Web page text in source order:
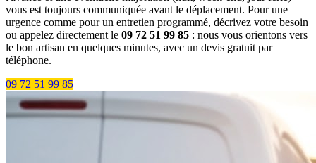
vous est toujours communiquée avant le déplacement. Pour une
urgence comme pour un entretien programmé, décrivez votre besoin
ou appelez directement le 09 72 51 99 85 : nous vous orientons vers
le bon artisan en quelques minutes, avec un devis gratuit par
téléphone.
09 72 51 99 85